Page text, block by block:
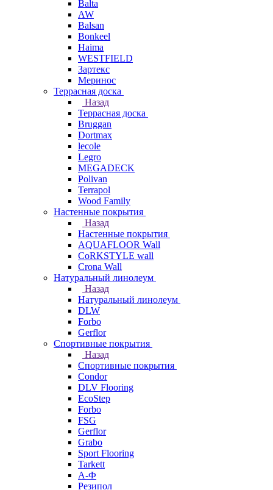
Balta
AW
Balsan
Bonkeel
Haima
WESTFIELD
Зартекс
Меринос
Террасная доска
Назад
Террасная доска
Bruggan
Dortmax
lecole
Legro
MEGADECK
Polivan
Terrapol
Wood Family
Настенные покрытия
Назад
Настенные покрытия
AQUAFLOOR Wall
CoRKSTYLE wall
Crona Wall
Натуральный линолеум
Назад
Натуральный линолеум
DLW
Forbo
Gerflor
Спортивные покрытия
Назад
Спортивные покрытия
Condor
DLV Flooring
EcoStep
Forbo
FSG
Gerflor
Grabo
Sport Flooring
Tarkett
А-Ф
Резипол